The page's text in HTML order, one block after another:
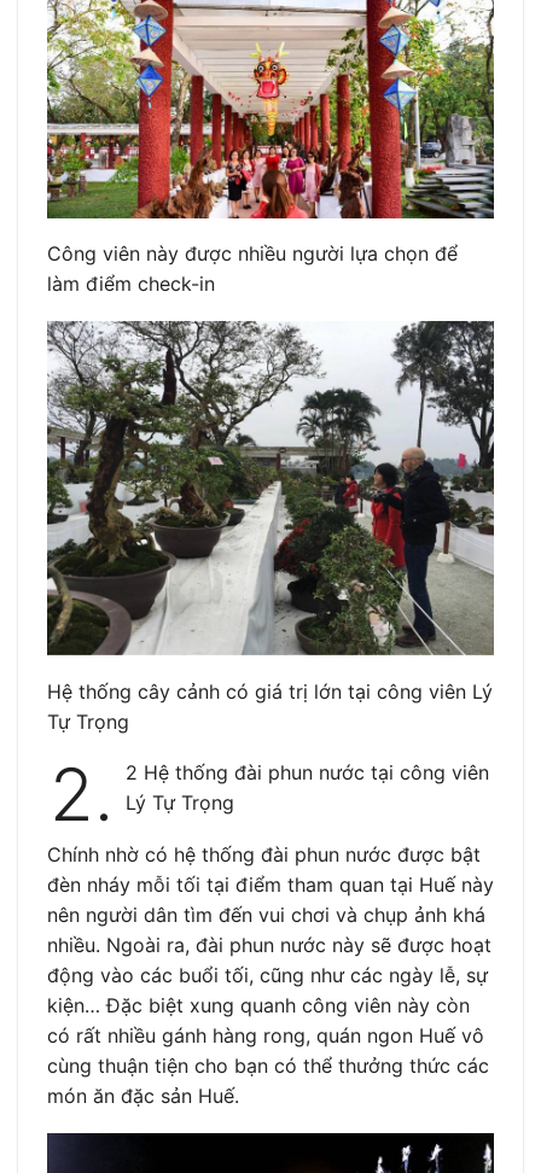
Công viên này được nhiều người lựa chọn để
làm điểm check-in
Hệ thống cây cảnh có giá trị lớn tại công viên Lý
Tự Trọng
2.
2 Hệ thống đài phun nước tại công viên
Lý Tự Trọng
Chính nhờ có hệ thống đài phun nước được bật
đèn nháy mỗi tối tại điểm tham quan tại Huế này
nên người dân tìm đến vui chơi và chụp ảnh khá
nhiều. Ngoài ra, đài phun nước này sẽ được hoạt
động vào các buổi tối, cũng như các ngày lễ, sự
kiện… Đặc biệt xung quanh công viên này còn
có rất nhiều gánh hàng rong, quán ngon Huế vô
cùng thuận tiện cho bạn có thể thưởng thức các
món ăn đặc sản Huế.